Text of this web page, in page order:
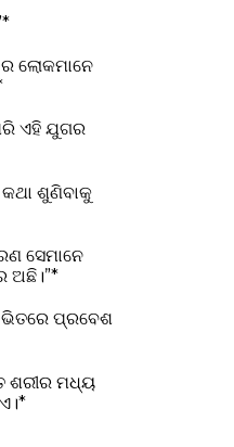
ଲୋକମାନେ
ଏହି ଯୁଗର
ଶୁଣିବାକୁ
ସେମାନେ
ଅଛି।”*
ଭିତରେ ପ୍ରବେଶ
ଶରୀର ମଧ୍ୟ